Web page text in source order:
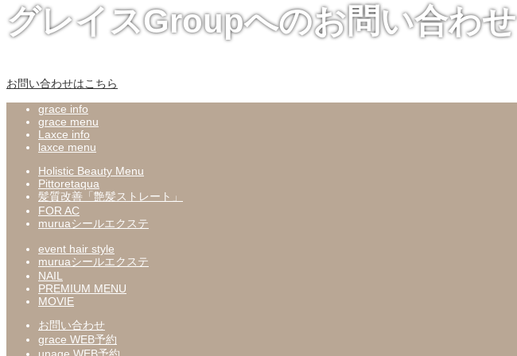
グレイスGroupへのお問い合わせ
お問い合わせはこちら
grace info
grace menu
Laxce info
laxce menu
Holistic Beauty Menu
Pittoretaqua
髪質改善「艶髪ストレート」
FOR AC
muruaシールエクステ
event hair style
muruaシールエクステ
NAIL
PREMIUM MENU
MOVIE
お問い合わせ
grace WEB予約
unage WEB予約